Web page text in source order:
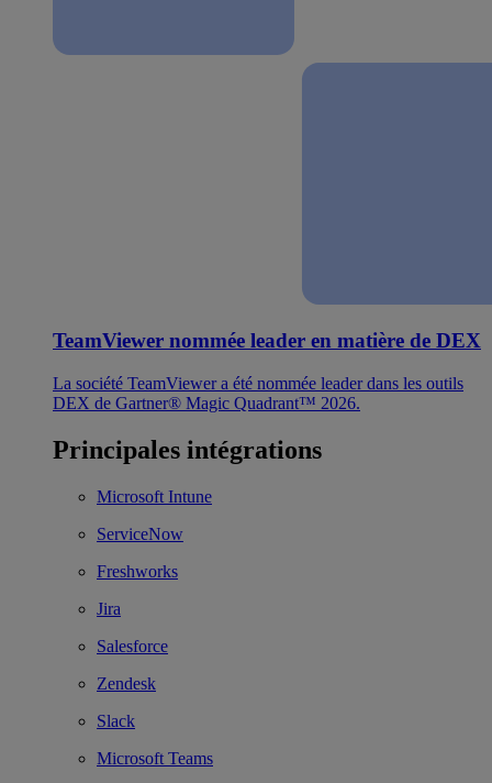
TeamViewer nommée leader en matière de DEX
La société TeamViewer a été nommée leader dans les outils
DEX de Gartner® Magic Quadrant™ 2026.
Principales intégrations
Microsoft Intune
ServiceNow
Freshworks
Jira
Salesforce
Zendesk
Slack
Microsoft Teams